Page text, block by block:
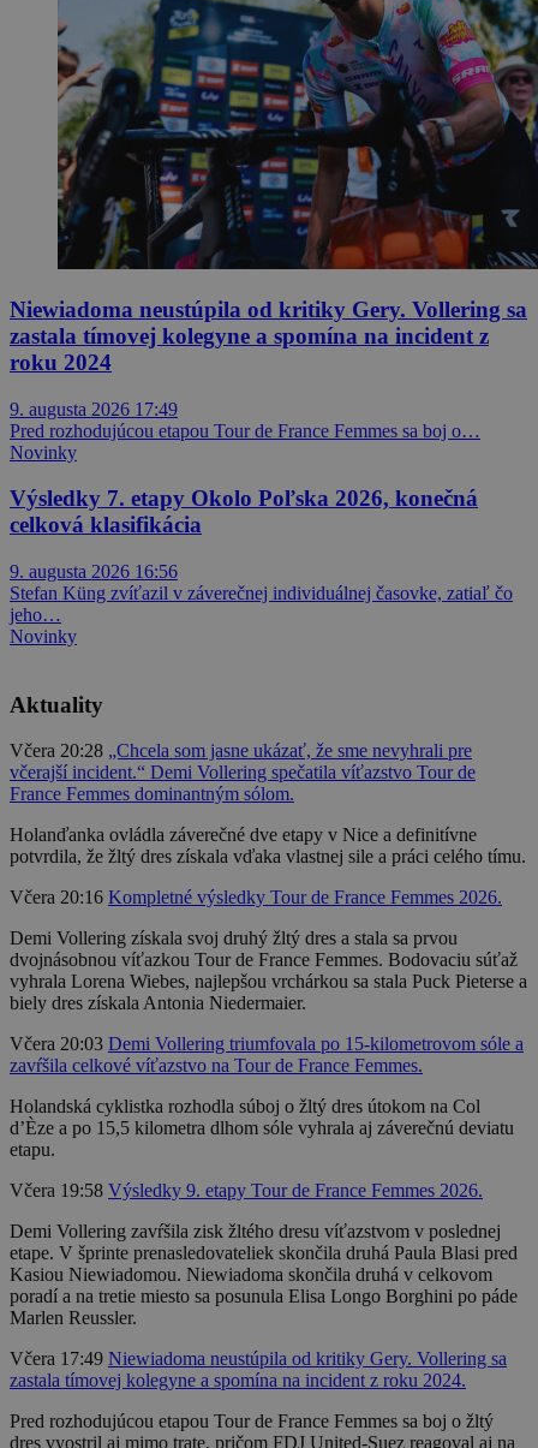
Niewiadoma neustúpila od kritiky Gery. Vollering sa
zastala tímovej kolegyne a spomína na incident z
roku 2024
9. augusta 2026 17:49
Pred rozhodujúcou etapou Tour de France Femmes sa boj o…
Novinky
Výsledky 7. etapy Okolo Poľska 2026, konečná
celková klasifikácia
9. augusta 2026 16:56
Stefan Küng zvíťazil v záverečnej individuálnej časovke, zatiaľ čo
jeho…
Novinky
Aktuality
Včera 20:28 „Chcela som jasne ukázať, že sme nevyhrali pre
včerajší incident.“ Demi Vollering spečatila víťazstvo Tour de
France Femmes dominantným sólom.
Holanďanka ovládla záverečné dve etapy v Nice a definitívne
potvrdila, že žltý dres získala vďaka vlastnej sile a práci celého tímu.
Včera 20:16 Kompletné výsledky Tour de France Femmes 2026.
Demi Vollering získala svoj druhý žltý dres a stala sa prvou
dvojnásobnou víťazkou Tour de France Femmes. Bodovaciu súťaž
vyhrala Lorena Wiebes, najlepšou vrchárkou sa stala Puck Pieterse a
biely dres získala Antonia Niedermaier.
Včera 20:03 Demi Vollering triumfovala po 15-kilometrovom sóle a
zavŕšila celkové víťazstvo na Tour de France Femmes.
Holandská cyklistka rozhodla súboj o žltý dres útokom na Col
d’Èze a po 15,5 kilometra dlhom sóle vyhrala aj záverečnú deviatu
etapu.
Včera 19:58 Výsledky 9. etapy Tour de France Femmes 2026.
Demi Vollering zavŕšila zisk žltého dresu víťazstvom v poslednej
etape. V šprinte prenasledovateliek skončila druhá Paula Blasi pred
Kasiou Niewiadomou. Niewiadoma skončila druhá v celkovom
poradí a na tretie miesto sa posunula Elisa Longo Borghini po páde
Marlen Reussler.
Včera 17:49 Niewiadoma neustúpila od kritiky Gery. Vollering sa
zastala tímovej kolegyne a spomína na incident z roku 2024.
Pred rozhodujúcou etapou Tour de France Femmes sa boj o žltý
dres vyostril aj mimo trate, pričom FDJ United-Suez reagoval aj na